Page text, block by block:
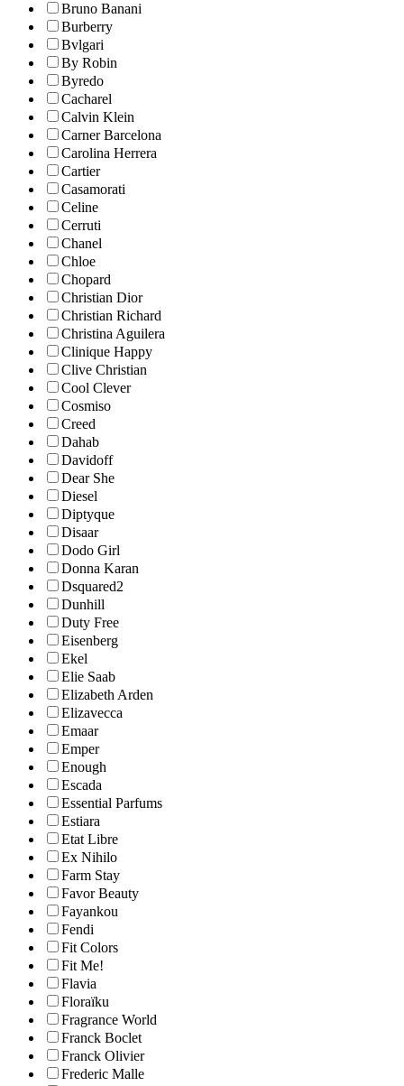
Bruno Banani
Burberry
Bvlgari
By Robin
Byredo
Cacharel
Calvin Klein
Carner Barcelona
Carolina Herrera
Cartier
Casamorati
Celine
Cerruti
Chanel
Chloe
Chopard
Christian Dior
Christian Richard
Christina Aguilera
Clinique Happy
Clive Christian
Cool Clever
Cosmiso
Creed
Dahab
Davidoff
Dear She
Diesel
Diptyque
Disaar
Dodo Girl
Donna Karan
Dsquared2
Dunhill
Duty Free
Eisenberg
Ekel
Elie Saab
Elizabeth Arden
Elizavecca
Emaar
Emper
Enough
Escada
Essential Parfums
Estiara
Etat Libre
Ex Nihilo
Farm Stay
Favor Beauty
Fayankou
Fendi
Fit Colors
Fit Me!
Flavia
Floraïku
Fragrance World
Franck Boclet
Franck Olivier
Frederic Malle